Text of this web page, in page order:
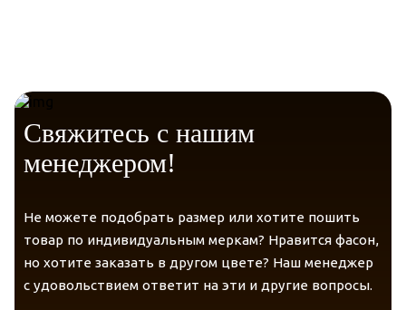
Telegram VK Messenger
Свяжитесь с нашим
менеджером!
Не можете подобрать размер или хотите пошить
товар по индивидуальным меркам? Нравится фасон,
но хотите заказать в другом цвете? Наш менеджер
с удовольствием ответит на эти и другие вопросы.